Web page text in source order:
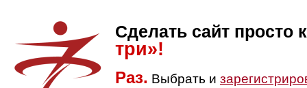
Сделать сайт просто
три»!
Раз. Выбрать и